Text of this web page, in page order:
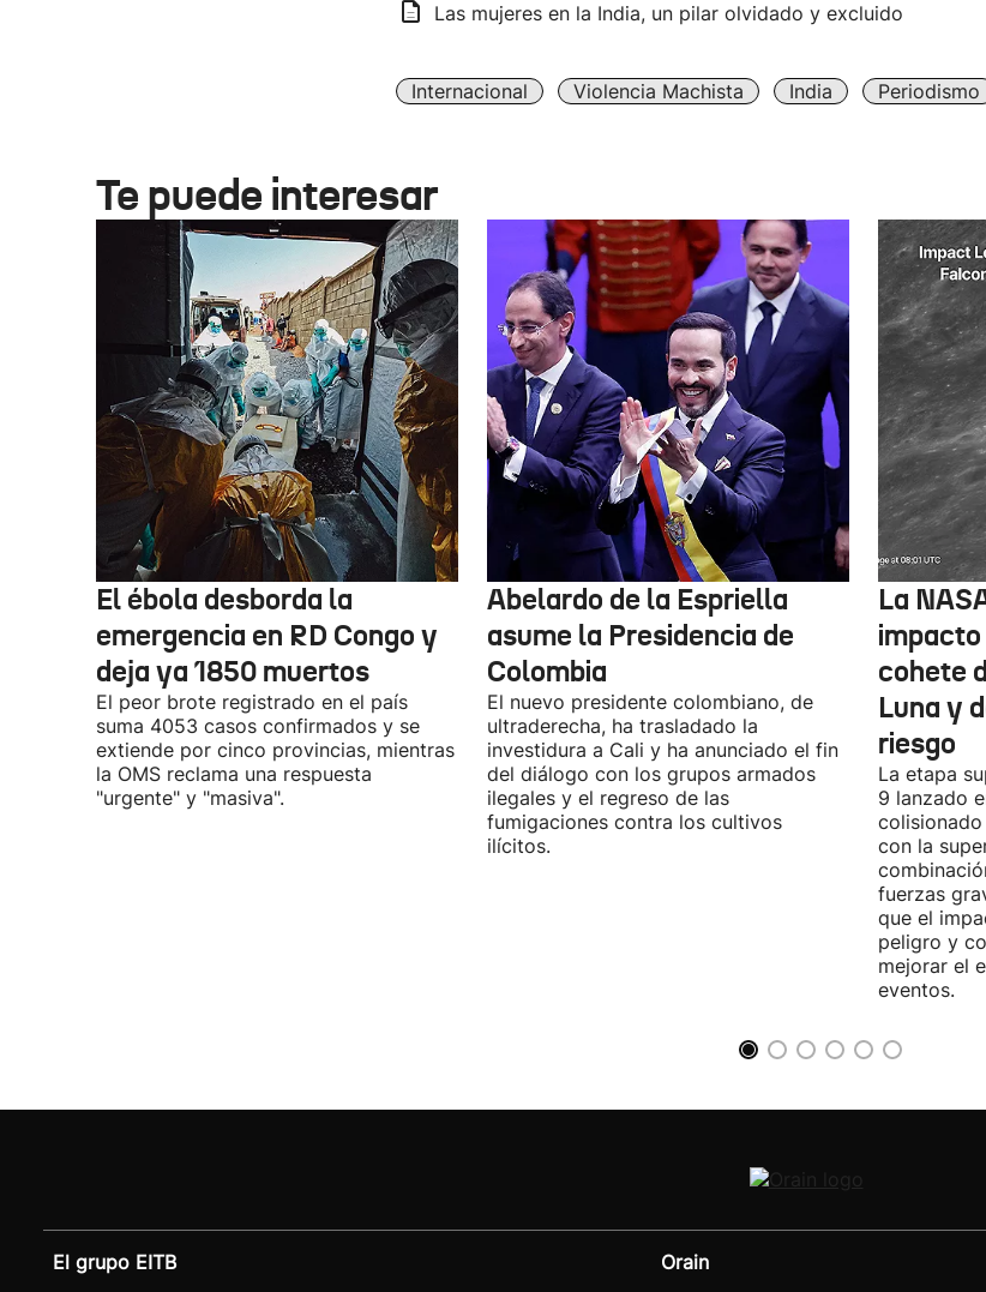
Las mujeres en la India, un pilar olvidado y excluido
Internacional Violencia Machista India Periodismo
Te puede interesar
El ébola desborda la
emergencia en RD Congo y
deja ya 1850 muertos
El peor brote registrado en el país
suma 4053 casos confirmados y se
extiende por cinco provincias, mientras
la OMS reclama una respuesta
"urgente" y "masiva".
Abelardo de la Espriella
asume la Presidencia de
Colombia
El nuevo presidente colombiano, de
ultraderecha, ha trasladado la
investidura a Cali y ha anunciado el fin
del diálogo con los grupos armados
ilegales y el regreso de las
fumigaciones contra los cultivos
ilícitos.
La
impacto
cohete
Luna y
riesgo
La etapa
9 lanzado
con la
fuerzas
que el
peligro y
mejorar el
eventos.
El grupo EITB Orain